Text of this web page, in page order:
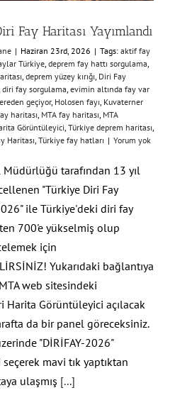
Fay Haritası Yayımlandı
| Haziran 23rd, 2026 | Tags: aktif fay
Türkiye deprem fay hattı sorgulama
deprem yüzey kırığı Diri Fay
diri fay sorgulama evimin altında fay var
geçiyor, Holosen fayı Kuvaterner
haritası MTA fay haritası MTA
Görüntüleyici Türkiye deprem haritası
Haritası Türkiye fay hatları | Yorum yok
Müdürlüğü tarafından 13 yıl
"Türkiye Diri Fay
ile Türkiye'deki diri fay
700'e yükselmiş olup
için
Yukarıdaki bağlantıya
web sitesindeki
Harita Görüntüleyici açılacak
da bir panel göreceksiniz.
"DİRİFAY-2026"
mavi tık yaptıktan
ulaşmış [...]